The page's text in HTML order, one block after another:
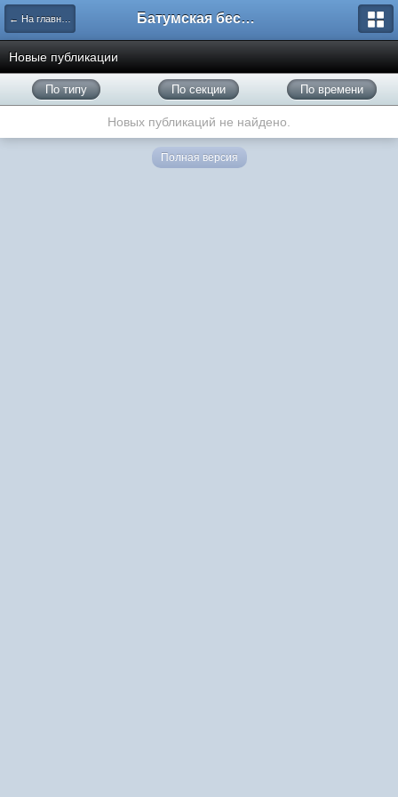
← На главную Батумская беседка
Новые публикации
По типу По секции По времени
Новых публикаций не найдено.
Полная версия